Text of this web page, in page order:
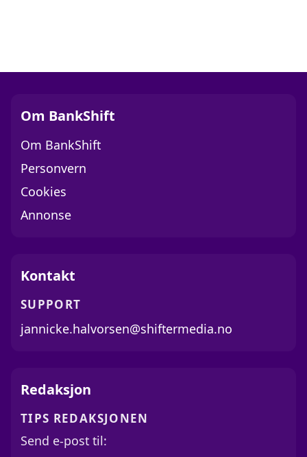
Om BankShift
Om BankShift
Personvern
Cookies
Annonse
Kontakt
SUPPORT
jannicke.halvorsen@shiftermedia.no
Redaksjon
TIPS REDAKSJONEN
Send e-post til: